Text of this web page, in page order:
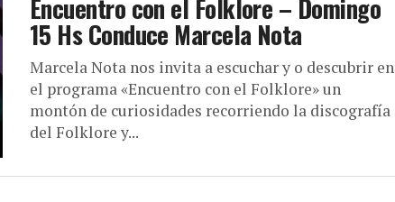
Encuentro con el Folklore – Domingo
15 Hs Conduce Marcela Nota
Marcela Nota nos invita a escuchar y o descubrir en
el programa «Encuentro con el Folklore» un
montón de curiosidades recorriendo la discografía
del Folklore y...